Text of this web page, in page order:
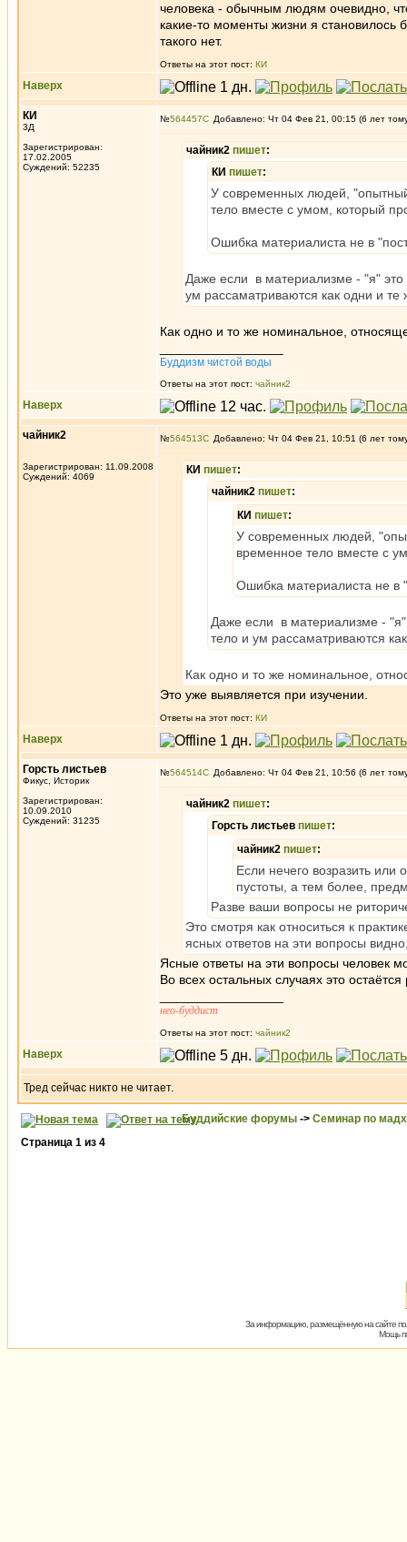
человека - обычным людям очевидно,
какие-то моменты жизни я
такого нет.
Ответы на этот пост: КИ
Наверх
КИ
3Д
Зарегистрирован:
17.02.2005
Суждений: 52235
№564457 Добавлено: Чт 04 Фев 21, 00:15 (6 лет
чайник2 пишет:
КИ пишет:
У современных людей,
тело вместе с умом, который
Ошибка материалиста не в
Даже если в материализме - "я" это
ум рассаматриваются как одни и
Как одно и то же номинальное,
Буддизм чистой воды
Ответы на этот пост: чайник2
Наверх
чайник2
Зарегистрирован: 11.09.2008
Суждений: 4069
№564513 Добавлено: Чт 04 Фев 21, 10:51 (6 лет
КИ пишет:
чайник2 пишет:
КИ пишет:
У современных людей,
временное тело вместе с
Ошибка материалиста не в
Даже если в материализме - "я"
тело и ум рассаматриваются
Как одно и то же номинальное,
Это уже выявляется при изучении.
Ответы на этот пост: КИ
Наверх
Горсть листьев
Фикус, Историк
Зарегистрирован:
10.09.2010
Суждений: 31235
№564514 Добавлено: Чт 04 Фев 21, 10:56 (6 лет
чайник2 пишет:
Горсть листьев пишет:
чайник2 пишет:
Если нечего возразить
пустоты, а тем более,
Разве ваши вопросы не
Это смотря как относиться к
ясных ответов на эти вопросы
Ясные ответы на эти вопросы человек
Во всех остальных случаях это остаётся
нео-буддист
Ответы на этот пост: чайник2
Наверх
Тред сейчас никто не читает.
Буддийские форумы -> Семинар по
Страница 1 из 4
За информацию, размещённую на сайте
Мощь